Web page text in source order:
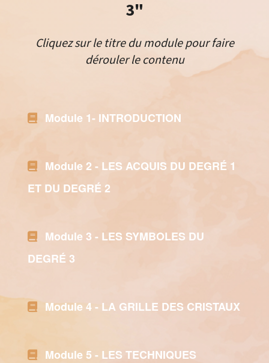
3"
Cliquez sur le titre du module pour faire
dérouler le contenu
Module 1- INTRODUCTION
Module 2 - LES ACQUIS DU DEGRÉ 1
ET DU DEGRÉ 2
Module 3 - LES SYMBOLES DU
DEGRÉ 3
Module 4 - LA GRILLE DES CRISTAUX
Module 5 - LES TECHNIQUES